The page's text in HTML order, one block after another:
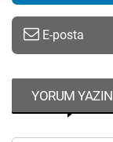
E-posta
YORUM YAZIN